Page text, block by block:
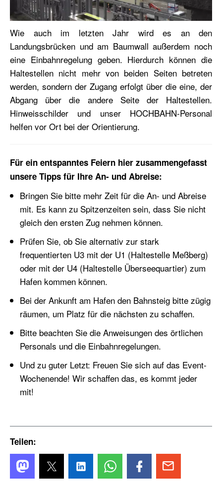
Wie auch im letzten Jahr wird es an den
Landungsbrücken und am Baumwall außerdem noch
eine Einbahnregelung geben. Hierdurch können die
Haltestellen nicht mehr von beiden Seiten betreten
werden, sondern der Zugang erfolgt über die eine, der
Abgang über die andere Seite der Haltestellen.
Hinweisschilder und unser HOCHBAHN-Personal
helfen vor Ort bei der Orientierung.
Für ein entspanntes Feiern hier zusammengefasst
unsere Tipps für Ihre An- und Abreise:
Bringen Sie bitte mehr Zeit für die An- und Abreise
mit. Es kann zu Spitzenzeiten sein, dass Sie nicht
gleich den ersten Zug nehmen können.
Prüfen Sie, ob Sie alternativ zur stark
frequentierten U3 mit der U1 (Haltestelle Meßberg)
oder mit der U4 (Haltestelle Überseequartier) zum
Hafen kommen können.
Bei der Ankunft am Hafen den Bahnsteig bitte zügig
räumen, um Platz für die nächsten zu schaffen.
Bitte beachten Sie die Anweisungen des örtlichen
Personals und die Einbahnregelungen.
Und zu guter Letzt: Freuen Sie sich auf das Event-
Wochenende! Wir schaffen das, es kommt jeder
mit!
Teilen: